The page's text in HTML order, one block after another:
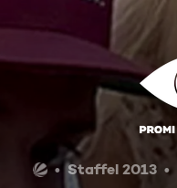
Staffel 2013